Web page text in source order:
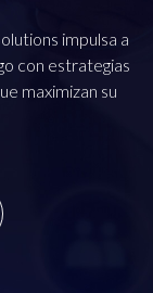
impulsa a
con estrategias
maximizan su